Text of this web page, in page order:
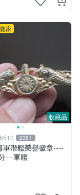
收藏品
家
2381
軍潛艦榮譽徽章----
---軍艦